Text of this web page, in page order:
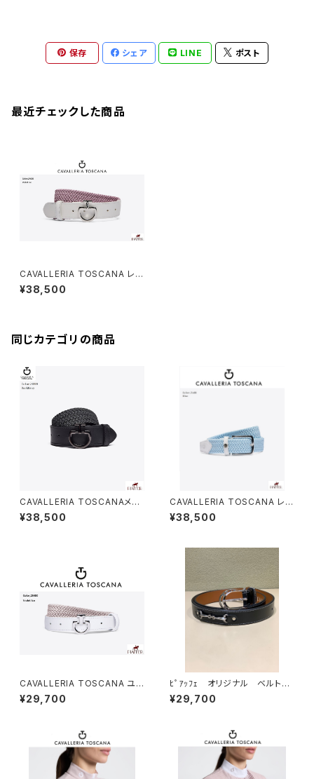
保存 シェア LINE ポスト
最近チェックした商品
CAVALLERIA TOSCANA レデ
ィスElastic ベルト CIN042EL
007
¥38,500
同じカテゴリの商品
CAVALLERIA TOSCANAメン
ズ Elastic Belt CIN043EL00
7
¥38,500
CAVALLERIA TOSCANA レデ
ィスElasticフリーベルトCIN12
2EL025
¥38,500
CAVALLERIA TOSCANA ユニ
セックスヤング ベルト CIN046
EL007
¥29,700
ﾋﾟｱｯﾌｪ オリジナル ベルト
ユニセックス
¥29,700